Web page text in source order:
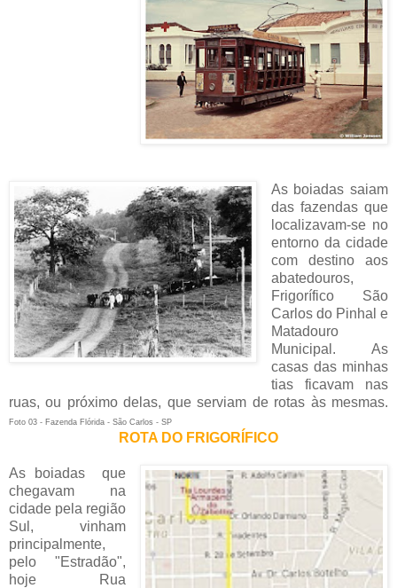
As boiadas saiam
das fazendas que
localizavam-se no
entorno da cidade
com destino aos
abatedouros,
Frigorífico São
Carlos do Pinhal e
Matadouro
Municipal. As
casas das minhas
tias ficavam nas
ruas, ou próximo delas, que serviam de rotas às mesmas.
Foto 03 - Fazenda Flórida - São Carlos - SP
ROTA DO FRIGORÍFICO
As boiadas que
chegavam na
cidade pela região
Sul, vinham
principalmente,
pelo "Estradão",
hoje Rua